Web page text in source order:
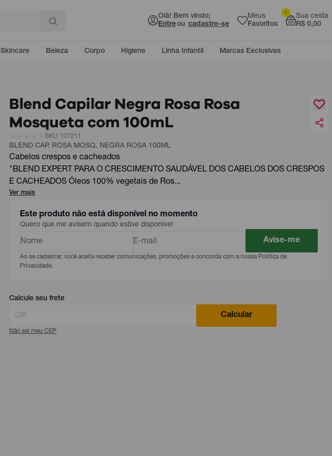
Olá! Bem vindo;
Entreou cadastre-se
Meus
Favoritos
Sua cesta
R$ 0,00
0
Skincare Beleza Corpo Higiene Linha Infantil Marcas Exclusivas
Blend Capilar Negra Rosa Rosa
Mosqueta com 100mL
SKU: 107211
BLEND CAP. ROSA MOSQ. NEGRA ROSA 100ML
Cabelos crespos e cacheados
"BLEND EXPERT PARA O CRESCIMENTO SAUDÁVEL DOS CABELOS DOS CRESPOS
E CACHEADOS Óleos 100% vegetais de Ros...
Ver mais
Este produto não está disponível no momento
Quero que me avisem quando estive disponível
Avise-me
Ao se cadastrar, você aceita receber comunicações, promoções e concorda com a nossa Política de
Privacidade.
Calcule seu frete
Calcular
Não sei meu CEP